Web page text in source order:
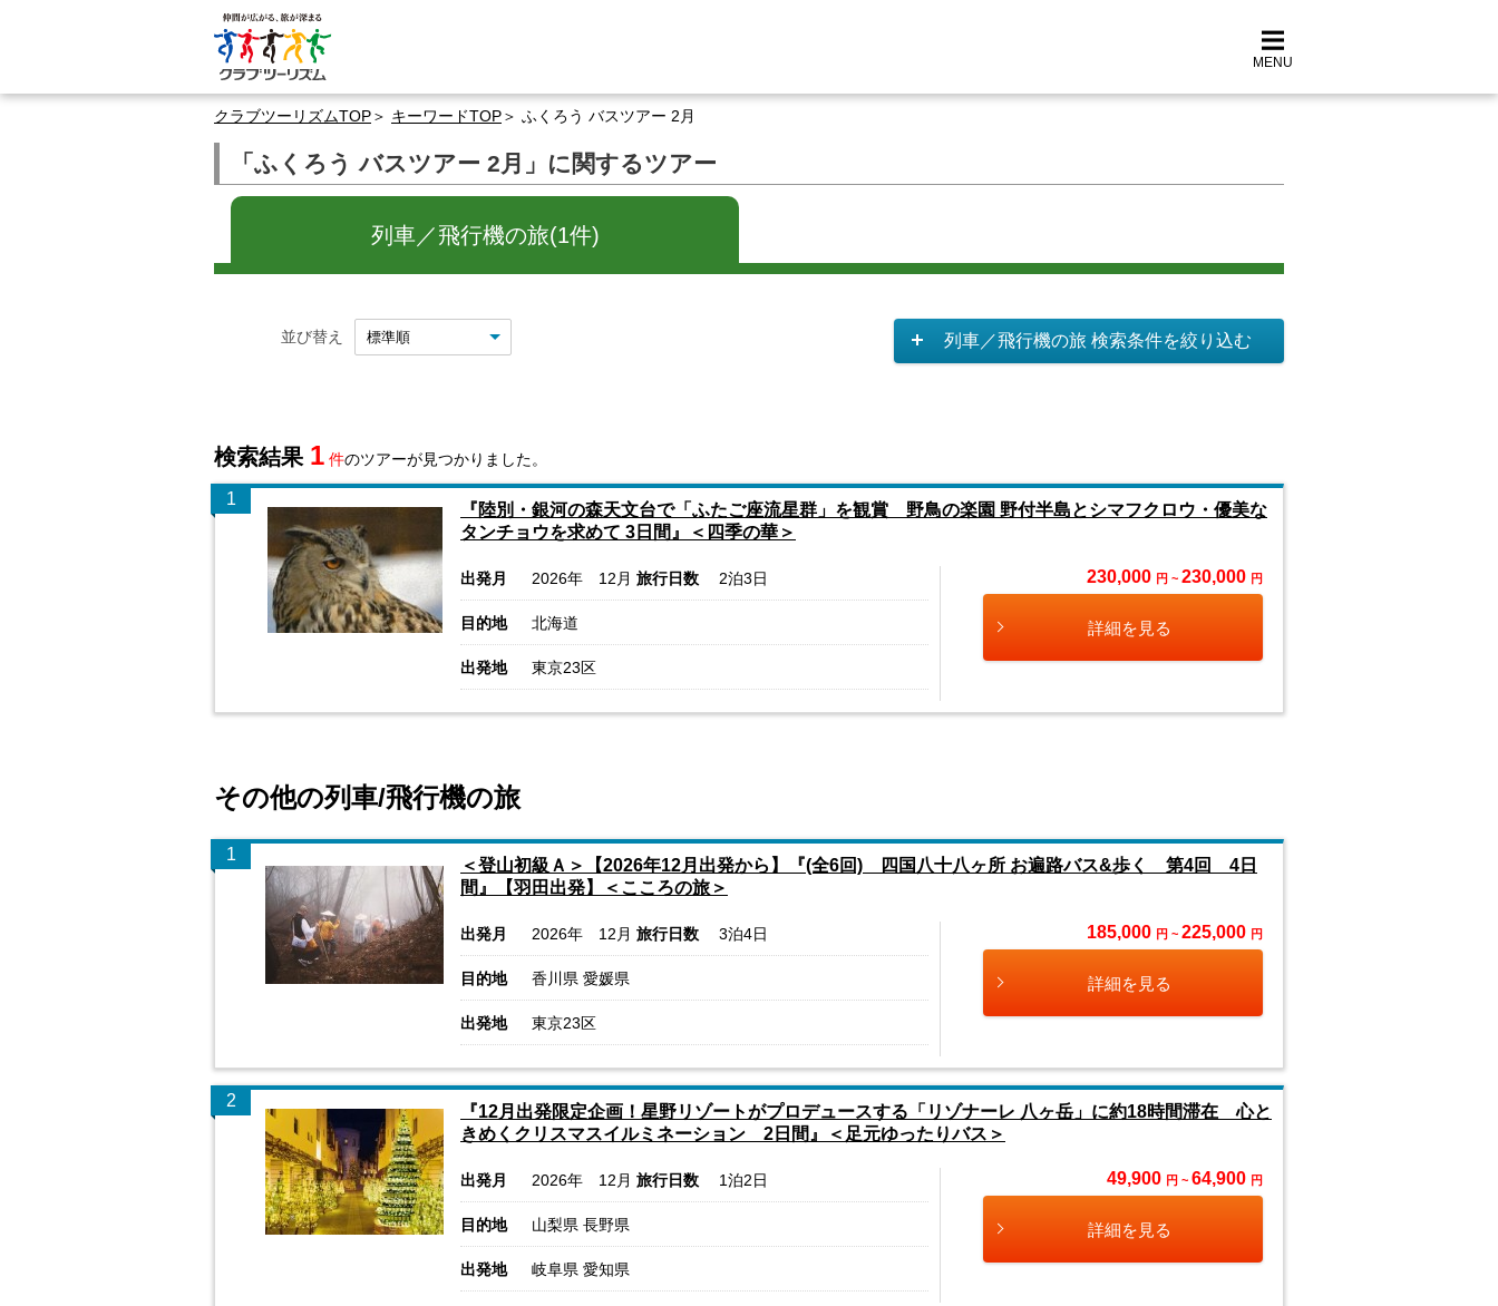
MENU
クラブツーリズムTOP キーワードTOP ふくろう バスツアー 2月
「ふくろう バスツアー 2月」に関するツアー
列車／飛行機の旅(1件)
並び替え 列車／飛行機の旅 検索条件を絞り込む
検索結果 1 件のツアーが見つかりました。
1
『陸別・銀河の森天文台で「ふたご座流星群」を観賞 野鳥の楽園 野付半島とシマフクロウ・優美な
タンチョウを求めて 3日間』＜四季の華＞
出発月 2026年 12月 旅行日数 2泊3日
目的地 北海道
出発地 東京23区
230,000 円 ~ 230,000 円
詳細を見る
その他の列車/飛行機の旅
1
＜登山初級Ａ＞【2026年12月出発から】『(全6回) 四国八十八ヶ所 お遍路バス&歩く 第4回 4日
間』【羽田出発】＜こころの旅＞
出発月 2026年 12月 旅行日数 3泊4日
目的地 香川県 愛媛県
出発地 東京23区
185,000 円 ~ 225,000 円
詳細を見る
2
『12月出発限定企画！星野リゾートがプロデュースする「リゾナーレ 八ヶ岳」に約18時間滞在 心と
きめくクリスマスイルミネーション 2日間』＜足元ゆったりバス＞
出発月 2026年 12月 旅行日数 1泊2日
目的地 山梨県 長野県
出発地 岐阜県 愛知県
49,900 円 ~ 64,900 円
詳細を見る